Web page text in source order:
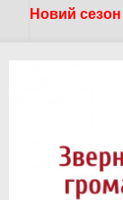
Новий сезон